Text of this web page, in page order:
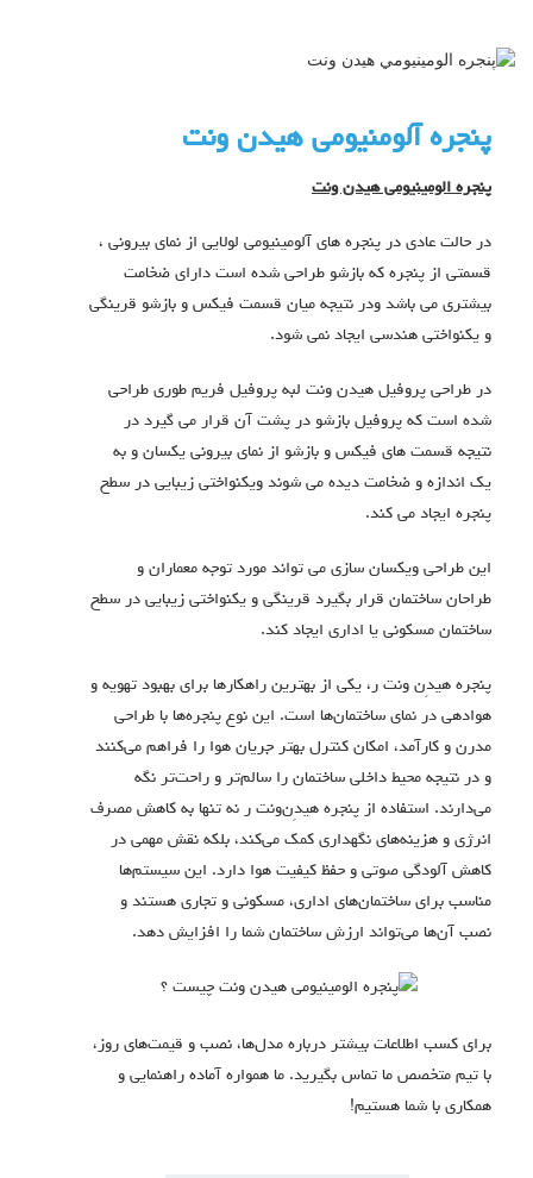
پنجره آلومنیومی هیدن ونت
پنجره الومينيومي هيدن ونت
در حالت عادى در پنجره هاى آلومينيومى لولايى از نماى بيرونى ،
قسمتى از پنجره كه بازشو طراحى شده است داراى ضخامت
بيشترى مى باشد ودر نتیجه ميان قسمت فيكس و بازشو قرینگی
و يكنواختى هندسى ايجاد نمى شود.
در طراحى پروفيل هيدن ونت لبه پروفيل فريم طورى طراحى
شده است كه پروفيل بازشو در پشت آن قرار مى گیرد در
نتيجه قسمت هاى فيكس و بازشو از نماى بيرونى يكسان و به
يك اندازه و ضخامت ديده مى شوند ويكنواختى زيبايي در سطح
پنجره ايجاد مى كند.
اين طراحى ويكسان سازى مى تواند مورد توجه معماران و
طراحان ساختمان قرار بگیرد قرینگی و يكنواختى زيبايي در سطح
ساختمان مسكونى يا ادارى ايجاد كند.
پنجره هیدِن ‌ونت ر، یکی از بهترین راهکارها برای بهبود تهویه و
هوادهی در نمای ساختمان‌ها است. این نوع پنجره‌ها با طراحی
مدرن و کارآمد، امکان کنترل بهتر جریان هوا را فراهم می‌کنند
و در نتیجه محیط داخلی ساختمان را سالم‌تر و راحت‌تر نگه
می‌دارند. استفاده از پنجره هیدِن‌ونت ر نه تنها به کاهش مصرف
انرژی و هزینه‌های نگهداری کمک می‌کند، بلکه نقش مهمی در
کاهش آلودگی صوتی و حفظ کیفیت هوا دارد. این سیستم‌ها
مناسب برای ساختمان‌های اداری، مسکونی و تجاری هستند و
نصب آن‌ها می‌تواند ارزش ساختمان شما را افزایش دهد.
برای کسب اطلاعات بیشتر درباره مدل‌ها، نصب و قیمت‌های روز،
با تیم متخصص ما تماس بگیرید. ما همواره آماده راهنمایی و
همکاری با شما هستیم!